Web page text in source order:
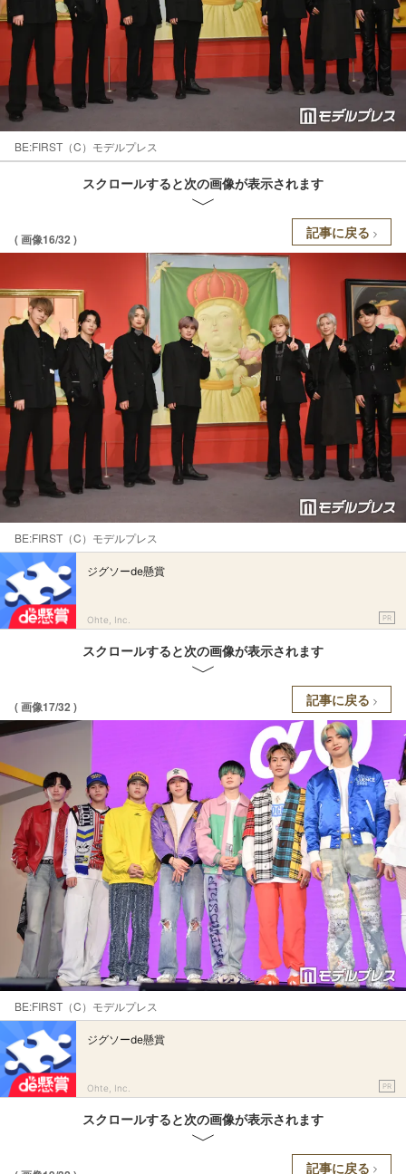
BE:FIRST（C）モデルプレス
スクロールすると次の画像が表示されます
( 画像16/32 ) 記事に戻る
BE:FIRST（C）モデルプレス
ジグソーde懸賞
Ohte, Inc. PR
スクロールすると次の画像が表示されます
( 画像17/32 ) 記事に戻る
BE:FIRST（C）モデルプレス
ジグソーde懸賞
Ohte, Inc. PR
スクロールすると次の画像が表示されます
記事に戻る